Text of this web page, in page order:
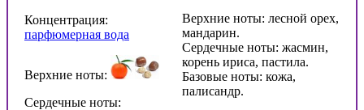
Концентрация:
парфюмерная вода
Верхние ноты:
Сердечные ноты:
Верхние ноты: лесной орех,
мандарин.
Сердечные ноты: жасмин,
корень ириса, пастила.
Базовые ноты: кожа,
палисандр.